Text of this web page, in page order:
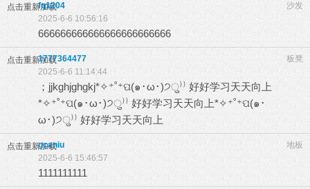
点击重新加载 沙发
fq1204
2025-6-6 10:56:16
666666666666666666666666
点击重新加载 板凳
1777364477
2025-6-6 11:14:44
；jjkghjghgkj*✧⁺˚⁺ପ(๑･ω･)੭ु⁾⁾ 好好学习天天向上
*✧⁺˚⁺ପ(๑･ω･)੭ु⁾⁾ 好好学习天天向上*✧⁺˚⁺ପ(๑･
ω･)੭ु⁾⁾ 好好学习天天向上
点击重新加载 地板
gcaniu
2025-6-6 15:46:57
1111111111